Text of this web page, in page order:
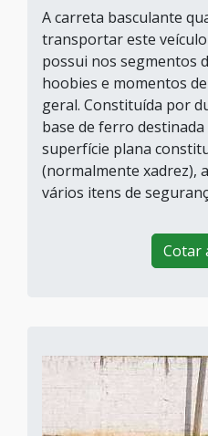
A carreta basculante
transportar este
possui nos segmentos
hoobies e momentos
geral. Constituída por
base de ferro
superfície plana
(normalmente xadrez),
vários itens de
Cotar